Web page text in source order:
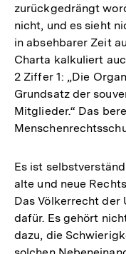
zurückgedrängt
nicht, und es sieht
in absehbarer Zeit
Charta kalkuliert
2 Ziffer 1: „Die
Grundsatz der
Mitglieder.“ Das
Es ist
alte und neue
Das Völkerrecht der
dafür. Es gehört
dazu, die